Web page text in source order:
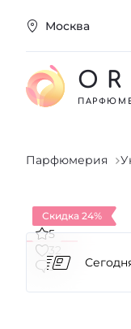
Москва
Парфюмерия
Скидка 24%
5
32
3